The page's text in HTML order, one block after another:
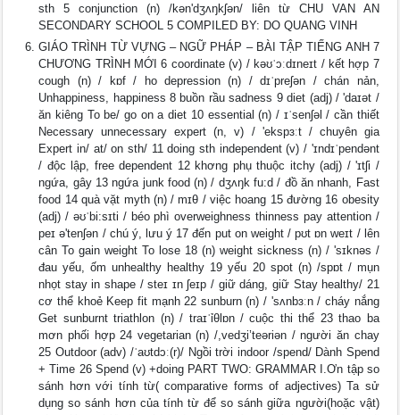
sth 5 conjunction (n) /kən'dʒʌŋkʃən/ liên từ CHU VAN AN
SECONDARY SCHOOL 5 COMPILED BY: DO QUANG VINH
GIÁO TRÌNH TỪ VỰNG – NGỮ PHÁP – BÀI TẬP TIẾNG ANH 7
CHƯƠNG TRÌNH MỚI 6 coordinate (v) / kəʊˈɔːdɪneɪt / kết hợp 7
cough (n) / kɒf / ho depression (n) / dɪˈpreʃən / chán nản,
Unhappiness, happiness 8 buồn rầu sadness 9 diet (adj) / 'daɪət /
ăn kiêng To be/ go on a diet 10 essential (n) / ɪˈsenʃəl / cần thiết
Necessary unnecessary expert (n, v) / 'ekspɜːt / chuyên gia
Expert in/ at/ on sth/ 11 doing sth independent (v) / 'ɪndɪˈpendənt
/ độc lập, free dependent 12 khơng phụ thuộc itchy (adj) / 'ɪtʃi /
ngứa, gây 13 ngứa junk food (n) / dʒʌŋk fu:d / đồ ăn nhanh, Fast
food 14 quà vặt myth (n) / mɪθ / việc hoang 15 đường 16 obesity
(adj) / əʊˈbi:sɪti / béo phì overweighness thinness pay attention /
peɪ ə'tenʃən / chú ý, lưu ý 17 đến put on weight / pʊt ɒn weɪt / lên
cân To gain weight To lose 18 (n) weight sickness (n) / 'sɪknəs /
đau yếu, ốm unhealthy healthy 19 yếu 20 spot (n) /spɒt / mụn
nhọt stay in shape / steɪ ɪn ʃeɪp / giữ dáng, giữ Stay healthy/ 21
cơ thể khoẻ Keep fit mạnh 22 sunburn (n) / 'sʌnbɜːn / cháy nắng
Get sunburnt triathlon (n) / traɪˈỉθlɒn / cuộc thi thể 23 thao ba
mơn phối hợp 24 vegetarian (n) /,vedʒi’teəriən / người ăn chay
25 Outdoor (adv) /ˈaʊtdɔː(r)/ Ngồi trời indoor /spend/ Dành Spend
+ Time 26 Spend (v) +doing PART TWO: GRAMMAR I.Ơn tập so
sánh hơn với tính từ( comparative forms of adjectives) Ta sử
dụng so sánh hơn của tính từ để so sánh giữa người(hoặc vật)